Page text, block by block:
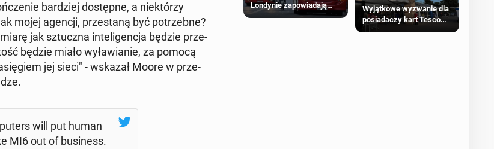
bar­dziej do­stęp­ne, a nie­któ­rzy
mojej agencji, prze­sta­ną być po­trzeb­ne?
jak sztucz­na in­te­li­gen­cja będzie prze­
będzie miało wy­ła­wia­nie, za pomocą
jej sieci" - wskazał Moore w prze­
will put human
MI6 out of bu­si­ness.
Londynie zapowiadają
strajki
Wyjątkowe wyzwanie dla
posiadaczy kart Tesco
Clubcard!